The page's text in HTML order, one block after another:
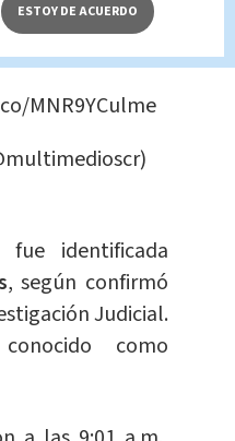
en la zona
MNR9YCulme
identificada
, según confirmó
Judicial.
como
ESTOY DE ACUERDO